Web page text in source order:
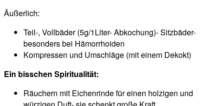
Äußerlich:
Teil-, Vollbäder (5g/1Liter- Abkochung)- Sitzbäder-
besonders bei Hämorrhoiden
Kompressen und Umschläge (mit einem Dekokt)
Ein bisschen Spiritualität:
Räuchern mit Eichenrinde für einen holzigen und